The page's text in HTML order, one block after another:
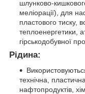
шлунково-
меліорації), для
пластового тиску,
теплоенергетики,
гірськодобувної
Рідина:
технічна,
нафтопродуктів,